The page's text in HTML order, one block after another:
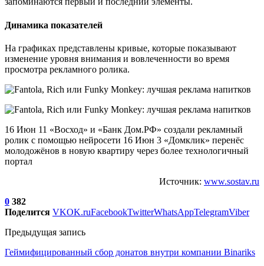
Динамика показателей
На графиках представлены кривые, которые показывают
изменение уровня внимания и вовлеченности во время
просмотра рекламного ролика.
16 Июн 11 «Восход» и «Банк Дом.PФ» создали рекламный
ролик с помощью нейросети 16 Июн 3 «Домклик» перенёс
молодожёнов в новую квартиру через более технологичный
портал
Источник: www.sostav.ru
0 382
Поделится VKOK.ruFacebookTwitterWhatsAppTelegramViber
Предыдущая запись
Геймифицированный сбор донатов внутри компании Binariks